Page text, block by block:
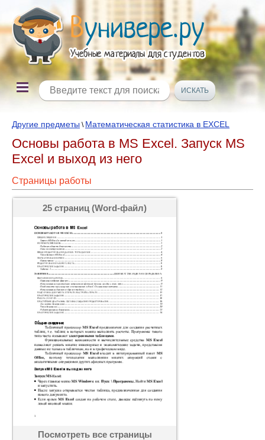
Другие предметы \ Математическая статистика в ЕХСЕL
Основы работа в MS Excel. Запуск MS
Excel и выход из него
Страницы работы
25 страниц (Word-файл)
Посмотреть все страницы